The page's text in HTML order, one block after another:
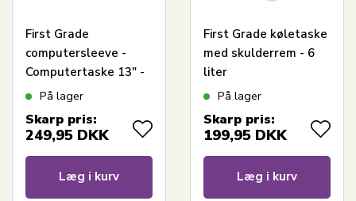
First Grade
computersleeve -
Computertaske 13" -
SortPå lager
Skarp pris:
249,95 DKK
Læg i kurv
First Grade køletaske
med skulderrem - 6
liter
På lager
Skarp pris:
199,95 DKK
Læg i kurv